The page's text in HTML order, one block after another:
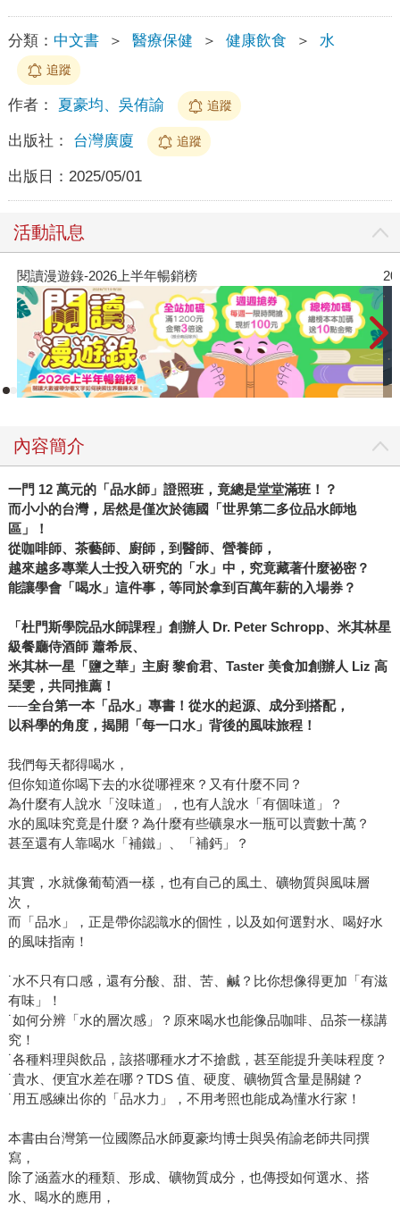
分類： 中文書 ＞ 醫療保健 ＞ 健康飲食 ＞ 水
追蹤
作者： 夏豪均、吳侑諭 追蹤
出版社： 台灣廣廈 追蹤
出版日： 2025/05/01
活動訊息
閱讀漫遊錄-2026上半年暢銷榜
內容簡介
一門 12 萬元的「品水師」證照班，竟總是堂堂滿班！？
而小小的台灣，居然是僅次於德國「世界第二多位品水師地
區」！
從咖啡師、茶藝師、廚師，到醫師、營養師，
越來越多專業人士投入研究的「水」中，究竟藏著什麼祕密？
能讓學會「喝水」這件事，等同於拿到百萬年薪的入場券？
「杜門斯學院品水師課程」創辦人 Dr. Peter Schropp、米其林星
級餐廳侍酒師 蕭希辰、
米其林一星「鹽之華」主廚 黎俞君、Taster 美食加創辦人 Liz 高
琹雯，共同推薦！
──全台第一本「品水」專書！從水的起源、成分到搭配，
以科學的角度，揭開「每一口水」背後的風味旅程！
我們每天都得喝水，
但你知道你喝下去的水從哪裡來？又有什麼不同？
為什麼有人說水「沒味道」，也有人說水「有個味道」？
水的風味究竟是什麼？為什麼有些礦泉水一瓶可以賣數十萬？
甚至還有人靠喝水「補鐵」、「補鈣」？
其實，水就像葡萄酒一樣，也有自己的風土、礦物質與風味層
次，
而「品水」，正是帶你認識水的個性，以及如何選對水、喝好水
的風味指南！
˙水不只有口感，還有分酸、甜、苦、鹹？比你想像得更加「有滋
有味」！
˙如何分辨「水的層次感」？原來喝水也能像品咖啡、品茶一樣講
究！
˙各種料理與飲品，該搭哪種水才不搶戲，甚至能提升美味程度？
˙貴水、便宜水差在哪？TDS 值、硬度、礦物質含量是關鍵？
˙用五感練出你的「品水力」，不用考照也能成為懂水行家！
本書由台灣第一位國際品水師夏豪均博士與吳侑諭老師共同撰
寫，
除了涵蓋水的種類、形成、礦物質成分，也傳授如何選水、搭
水、喝水的應用，